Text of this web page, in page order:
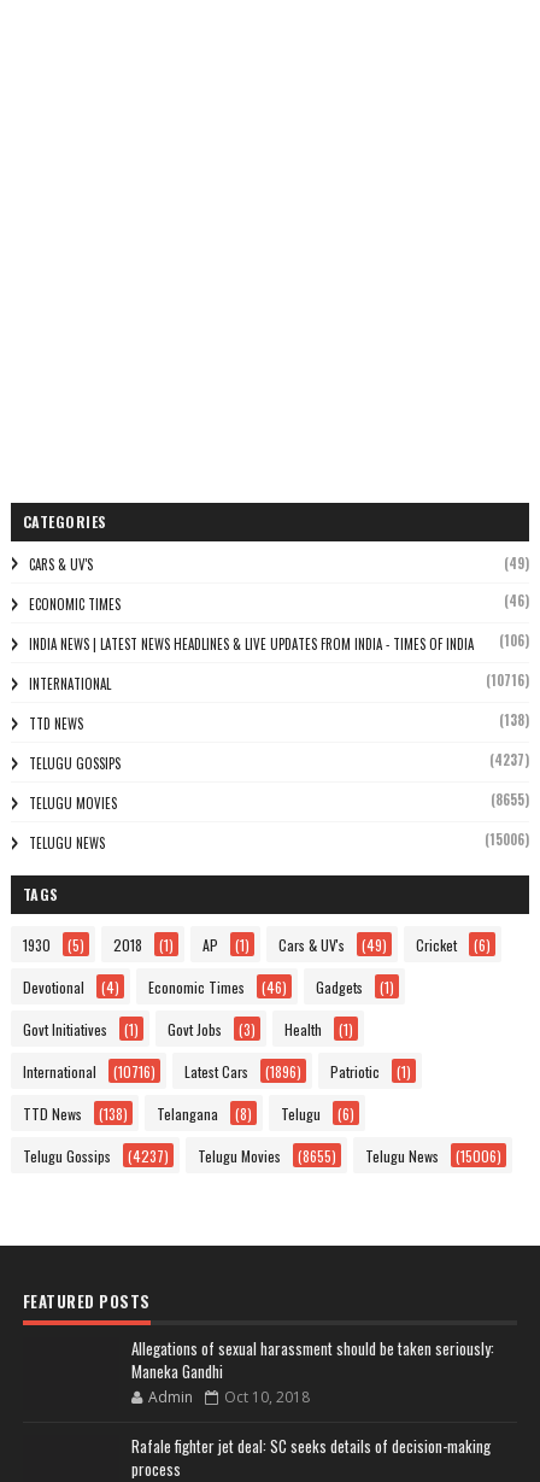
CATEGORIES
CARS & UV'S (49)
ECONOMIC TIMES (46)
INDIA NEWS | LATEST NEWS HEADLINES & LIVE UPDATES FROM INDIA - TIMES OF INDIA (106)
INTERNATIONAL (10716)
TTD NEWS (138)
TELUGU GOSSIPS (4237)
TELUGU MOVIES (8655)
TELUGU NEWS (15006)
TAGS
1930 (5) 2018 (1) AP (1) Cars & UV's (49) Cricket (6)
Devotional (4) Economic Times (46) Gadgets (1)
Govt Initiatives (1) Govt Jobs (3) Health (1)
International (10716) Latest Cars (1896) Patriotic (1)
TTD News (138) Telangana (8) Telugu (6)
Telugu Gossips (4237) Telugu Movies (8655) Telugu News (15006)
FEATURED POSTS
Allegations of sexual harassment should be taken seriously:
Maneka Gandhi
Admin Oct 10, 2018
Rafale fighter jet deal: SC seeks details of decision-making
process